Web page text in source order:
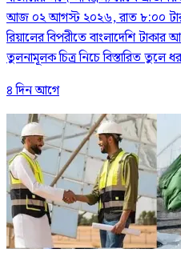
আজ ০২ আগস্ট ২০২৬, রাত ৮:০০
রিয়ালের বিপরীতে বাংলাদেশি
তুলনামূলক চিত্র নিচে বিস্তারিত তুলে
৪ দিন আগে